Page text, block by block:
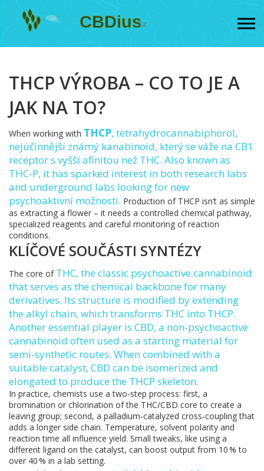
THCP VÝROBA – CO TO JE A
JAK NA TO?
When working with THCP, tetrahydrocannabiphorol,
nejúčinnější známý kanabinoid, který se váže na CB1
receptor s vyšší afinitou než THC. Also known as
THC‑P, it has sparked interest in both research labs
and underground labs looking for new
psychoaktivní možnosti. Production of THCP isn’t as simple
as extracting a flower – it needs a controlled chemical pathway,
specialized reagents and careful monitoring of reaction
conditions.
KLÍČOVÉ SOUČÁSTI SYNTÉZY
The core of THC, the classic psychoactive cannabinoid
that serves as the chemical backbone for many
derivatives. Its structure is modified by extending
the alkyl chain, which transforms THC into THCP.
Another essential player is CBD, a non‑psychoactive
cannabinoid often used as a starting material for
semi‑synthetic routes. When combined with a
suitable catalyst, CBD can be isomerized and
elongated to produce the THCP skeleton.
In practice, chemists use a two‑step process: first, a
bromination or chlorination of the THC/CBD core to create a
leaving group; second, a palladium‑catalyzed cross‑coupling that
adds a longer side chain. Temperature, solvent polarity and
reaction time all influence yield. Small tweaks, like using a
different ligand on the catalyst, can boost output from 10 % to
over 40 % in a lab setting.